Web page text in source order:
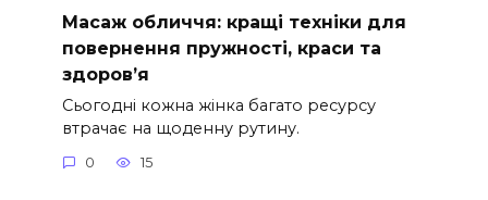
Масаж обличчя: кращі техніки для
повернення пружності, краси та
здоров’я
Сьогодні кожна жінка багато ресурсу
втрачає на щоденну рутину.
0 15